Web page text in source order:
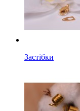
Застібки